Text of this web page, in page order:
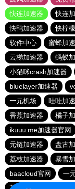
快连加速器
快连
快鸭加速器
快柠
软件中心
蜜蜂加
云梯加速器
蚂蚁
小猫咪crash加速器
bluelayer加速器
一元机场
哇哇加
香蕉加速器
橘子
ikuuu.me加速器官网
元链加速器
盘古
荔枝加速器
暴雪
baacloud官网
一